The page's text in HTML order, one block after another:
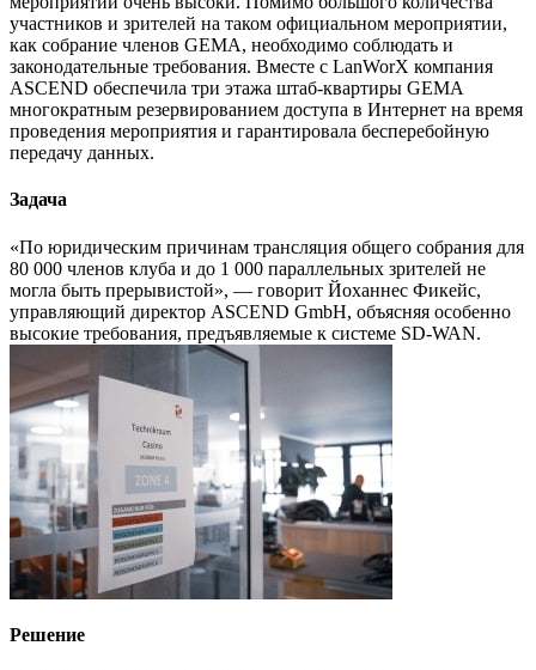
участников и зрителей на таком официальном мероприятии,
как собрание членов GEMA, необходимо соблюдать и
законодательные требования. Вместе с LanWorX компания
ASCEND обеспечила три этажа штаб-квартиры GEMA
многократным резервированием доступа в Интернет на время
проведения мероприятия и гарантировала бесперебойную
передачу данных.
Задача
«По юридическим причинам трансляция общего собрания для
80 000 членов клуба и до 1 000 параллельных зрителей не
могла быть прерывистой», — говорит Йоханнес Фикейс,
управляющий директор ASCEND GmbH, объясняя особенно
высокие требования, предъявляемые к системе SD-WAN.
Решение